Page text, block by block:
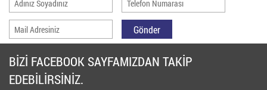
BİZİ FACEBOOK SAYFAMIZDAN TAKİP
EDEBİLİRSİNİZ.